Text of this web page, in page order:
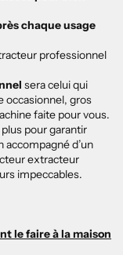
chaque usage
professionnel
sera celui qui
occasionnel, gros
faite pour vous.
pour garantir
d’un
extracteur
impeccables.
le faire à la maison